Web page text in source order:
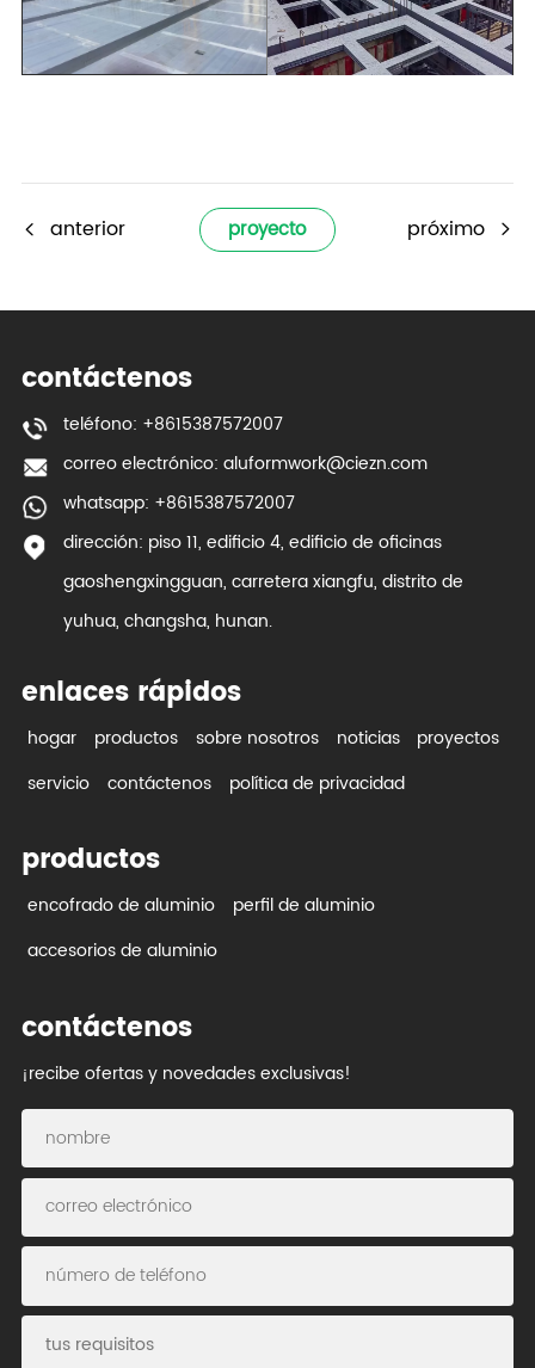
anterior próximo
proyecto
contáctenos
teléfono: +8615387572007
correo electrónico: aluformwork@ciezn.com
whatsapp: +8615387572007
dirección: piso 11, edificio 4, edificio de oficinas
gaoshengxingguan, carretera xiangfu, distrito de
yuhua, changsha, hunan.
enlaces rápidos
hogar productos sobre nosotros noticias
proyectos
servicio
contáctenos política de privacidad
productos
encofrado de aluminio
perfil de aluminio
accesorios de aluminio
contáctenos
¡recibe ofertas y novedades exclusivas!